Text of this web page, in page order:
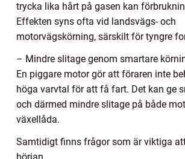
trycka lika hårt på gasen kan
Effekten syns ofta vid landsvägs- och
motorvägskörning, särskilt för tyngre
– Mindre slitage genom smartare
En piggare motor gör att föraren inte
höga varvtal för att få fart. Det kan ge
och därmed mindre slitage på både
växellåda.
Samtidigt finns frågor som är viktiga